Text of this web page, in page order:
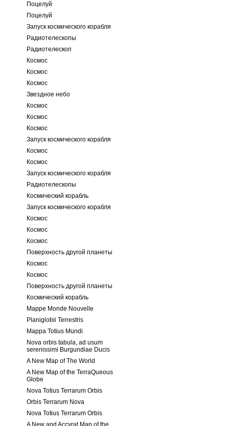
Поцелуй
Поцелуй
Запуск космического корабля
Радиотелескопы
Радиотелескоп
Космос
Космос
Космос
Звездное небо
Космос
Космос
Космос
Запуск космического корабля
Космос
Космос
Запуск космического корабля
Радиотелескопы
Космический корабль
Запуск космического корабля
Космос
Космос
Космос
Поверхность другой планеты
Космос
Космос
Поверхность другой планеты
Космический корабль
Mappe Monde Nouvelle
Planiglobii Terrestris
Mappa Totius Mundi
Nova orbis tabula, ad usum
serenissimi Burgundiae Ducis
A New Map of The World
A New Map of the TerraQueous
Globe
Nova Totius Terrarum Orbis
Orbis Terrarum Nova
Nova Totius Terrarum Orbis
A New and Accvrat Map of the